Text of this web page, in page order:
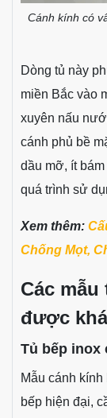
Cánh kính có
Dòng tủ này
miền Bắc vào
xuyên nấu
cánh phủ bề
dầu mỡ, ít
quá trình sử
Xem thêm:
Chống Mọt,
Các
được
Tủ bếp inox
Mẫu cánh
bếp hiện đại,